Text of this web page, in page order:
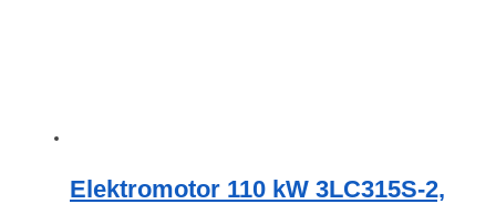
Elektromotor 110 kW 3LC315S-2,